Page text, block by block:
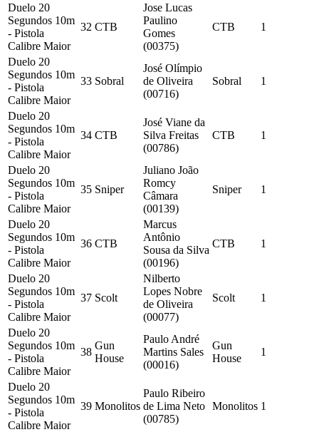
Duelo 20
Segundos 10m
- Pistola
Calibre Maior
32 CTB
Jose Lucas
Paulino
Gomes
(00375)
CTB 1
Duelo 20
Segundos 10m
- Pistola
Calibre Maior
33 Sobral
José Olímpio
de Oliveira
(00716)
Sobral 1
Duelo 20
Segundos 10m
- Pistola
Calibre Maior
34 CTB
José Viane da
Silva Freitas
(00786)
CTB 1
Duelo 20
Segundos 10m
- Pistola
Calibre Maior
35 Sniper
Juliano João
Romcy
Câmara
(00139)
Sniper 1
Duelo 20
Segundos 10m
- Pistola
Calibre Maior
36 CTB
Marcus
Antônio
Sousa da Silva
(00196)
CTB 1
Duelo 20
Segundos 10m
- Pistola
Calibre Maior
37 Scolt
Nilberto
Lopes Nobre
de Oliveira
(00077)
Scolt 1
Duelo 20
Segundos 10m
- Pistola
Calibre Maior
38
Gun
House
Paulo André
Martins Sales
(00016)
Gun
House
1
Duelo 20
Segundos 10m
- Pistola
Calibre Maior
39 Monolitos
Paulo Ribeiro
de Lima Neto
(00785)
Monolitos 1